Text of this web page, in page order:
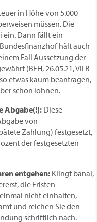
in Höhe von 5.000
müssen. Die
ein. Dann fällt ein
hält auch
Fall Aussetzung der
(BFH, 26.05.21, VII B
etwas kaum beantragen,
schon lohnen.
Abgabe(!): Diese
von
Zahlung) festgesetzt,
der festgesetzten
entgehen: Klingt banal,
die Fristen
nicht einhalten,
und reichen Sie den
schriftlich nach.